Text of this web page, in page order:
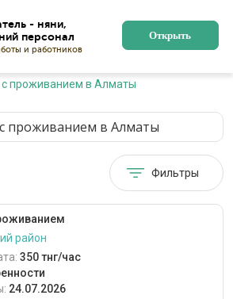
- няни,
Поиск работы и работников
Открыть
Алматы Регистрация
с проживанием в Алматы
проживанием в Алматы
Фильтры
район
350 тнг/час
24.07.2026